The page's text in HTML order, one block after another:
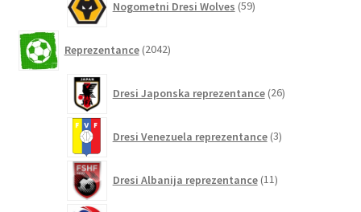
Nogometni Dresi Wolves 59izdelkov
Reprezentance 2042izdelkov
Dresi Japonska reprezentance 26izdelkov
Dresi Venezuela reprezentance 3izdelki
Dresi Albanija reprezentance 11izdelkov